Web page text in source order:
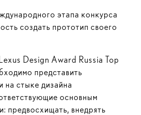
этапа конкурса
создать прототип своего
Design Award Russia Top
представить
на стыке дизайна
основным
предвосхищать, внедрять